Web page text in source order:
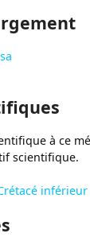
à ce
scientifique.
inférieur